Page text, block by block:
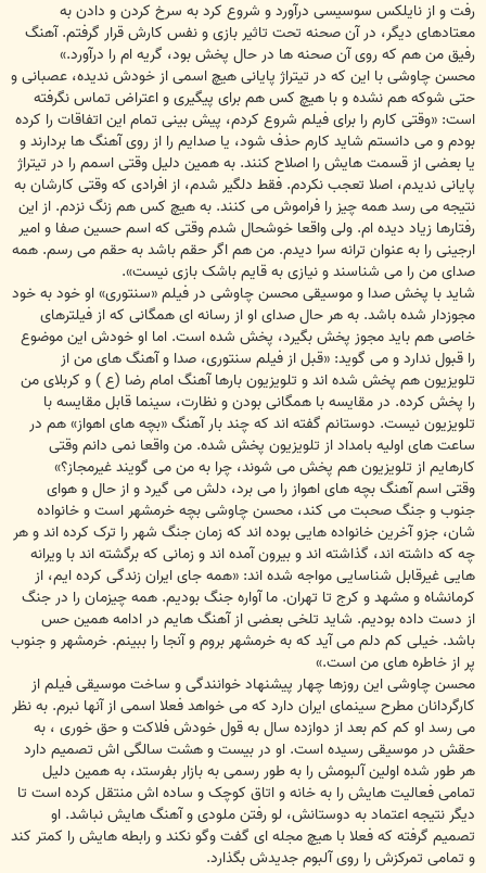
رفت و از نایلکس سوسیسی درآورد و شروع کرد به سرخ کردن و دادن به
معتادهای دیگر، در آن صحنه تحت تاثیر بازی و نفس کارش قرار گرفتم. آهنگ
رفیق من هم که روی آن صحنه ها در حال پخش بود، گریه ام را درآورد.»
محسن چاوشی با این که در تیتراژ پایانی هیچ اسمی از خودش ندیده، عصبانی و
حتی شوکه هم نشده و با هیچ کس هم برای پیگیری و اعتراض تماس نگرفته
است: «وقتی کارم را برای فیلم شروع کردم، پیش بینی تمام این اتفاقات را کرده
بودم و می دانستم شاید کارم حذف شود، یا صدایم را از روی آهنگ ها بردارند و
یا بعضی از قسمت هایش را اصلاح کنند. به همین دلیل وقتی اسمم را در تیتراژ
پایانی ندیدم، اصلا تعجب نکردم. فقط دلگیر شدم، از افرادی که وقتی کارشان به
نتیجه می رسد همه چیز را فراموش می کنند. به هیچ کس هم زنگ نزدم. از این
رفتارها زیاد دیده ام. ولی واقعا خوشحال شدم وقتی که اسم حسین صفا و امیر
ارجینی را به عنوان ترانه سرا دیدم. من هم اگر حقم باشد به حقم می رسم. همه
صدای من را می شناسند و نیازی به قایم باشک بازی نیست».
شاید با پخش صدا و موسیقی محسن چاوشی در فیلم «سنتوری» او خود به خود
مجوزدار شده باشد. به هر حال صدای او از رسانه ای همگانی که از فیلترهای
خاصی هم باید مجوز پخش بگیرد، پخش شده است. اما او خودش این موضوع
را قبول ندارد و می گوید: «قبل از فیلم سنتوری، صدا و آهنگ های من از
تلویزیون هم پخش شده اند و تلویزیون بارها آهنگ امام رضا (ع ) و کربلای من
را پخش کرده. در مقایسه با همگانی بودن و نظارت، سینما قابل مقایسه با
تلویزیون نیست. دوستانم گفته اند که چند بار آهنگ «بچه های اهواز» هم در
ساعت های اولیه بامداد از تلویزیون پخش شده. من واقعا نمی دانم وقتی
کارهایم از تلویزیون هم پخش می شوند، چرا به من می گویند غیرمجاز؟»
وقتی اسم آهنگ بچه های اهواز را می برد، دلش می گیرد و از حال و هوای
جنوب و جنگ صحبت می کند، محسن چاوشی بچه خرمشهر است و خانواده
شان، جزو آخرین خانواده هایی بوده اند که زمان جنگ شهر را ترک کرده اند و هر
چه که داشته اند، گذاشته اند و بیرون آمده اند و زمانی که برگشته اند با ویرانه
هایی غیرقابل شناسایی مواجه شده اند: «همه جای ایران زندگی کرده ایم، از
کرمانشاه و مشهد و کرج تا تهران. ما آواره جنگ بودیم. همه چیزمان را در جنگ
از دست داده بودیم. شاید تلخی بعضی از آهنگ هایم در ادامه همین حس
باشد. خیلی کم دلم می آید که به خرمشهر بروم و آنجا را ببینم. خرمشهر و جنوب
پر از خاطره های من است.»
محسن چاوشی این روزها چهار پیشنهاد خوانندگی و ساخت موسیقی فیلم از
کارگردانان مطرح سینمای ایران دارد که می خواهد فعلا اسمی از آنها نبرم. به نظر
می رسد او کم کم بعد از دوازده سال به قول خودش فلاکت و حق خوری ، به
حقش در موسیقی رسیده است. او در بیست و هشت سالگی اش تصمیم دارد
هر طور شده اولین آلبومش را به طور رسمی به بازار بفرستد، به همین دلیل
تمامی فعالیت هایش را به خانه و اتاق کوچک و ساده اش منتقل کرده است تا
دیگر نتیجه اعتماد به دوستانش، لو رفتن ملودی و آهنگ هایش نباشد. او
تصمیم گرفته که فعلا با هیچ مجله ای گفت وگو نکند و رابطه هایش را کمتر کند
و تمامی تمرکزش را روی آلبوم جدیدش بگذارد.